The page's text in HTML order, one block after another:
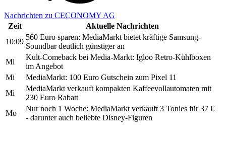
Nachrichten zu CECONOMY AG
Zeit
Aktuelle Nachrichten
10:09
560 Euro sparen: MediaMarkt bietet kräftige Samsung-
Soundbar deutlich günstiger an
Mi
Kult-Comeback bei Media-Markt: Igloo Retro-Kühlboxen
im Angebot
Mi
MediaMarkt: 100 Euro Gutschein zum Pixel 11
Mi
MediaMarkt verkauft kompakten Kaffeevollautomaten mit
230 Euro Rabatt
Mo
Nur noch 1 Woche: MediaMarkt verkauft 3 Tonies für 37 €
- darunter auch beliebte Disney-Figuren